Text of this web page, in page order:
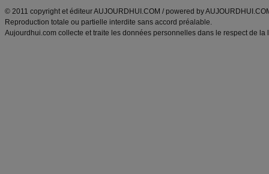
© 2011 copyright et éditeur AUJOURDHUI.COM / powered by
Reproduction totale ou partielle interdite sans accord préalable.
Aujourdhui.com collecte et traite les données personnelles dans le respect de